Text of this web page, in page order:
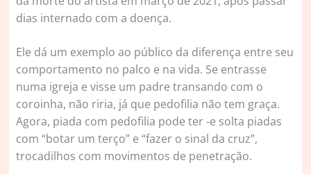
dias internado com a doença.
Ele dá um exemplo ao público da diferença entre seu
comportamento no palco e na vida. Se entrasse
numa igreja e visse um padre transando com o
coroinha, não riria, já que pedofilia não tem graça.
Agora, piada com pedofilia pode ter -e solta piadas
com “botar um terço” e “fazer o sinal da cruz”,
trocadilhos com movimentos de penetração.